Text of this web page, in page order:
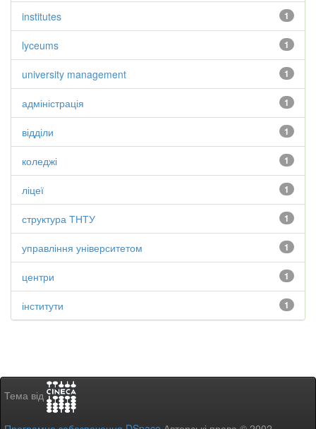
1
institutes
1
lyceums
1
university management
1
адміністрація
1
відділи
1
коледжі
1
ліцеї
1
структура ТНТУ
1
управління університетом
1
центри
1
інститути
Тема від